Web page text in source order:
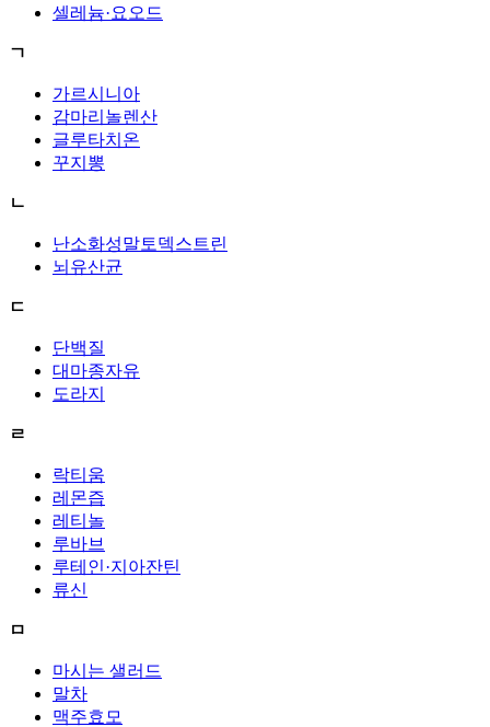
셀레늄·요오드
ㄱ
가르시니아
감마리놀렌산
글루타치온
꾸지뽕
ㄴ
난소화성말토덱스트린
뇌유산균
ㄷ
단백질
대마종자유
도라지
ㄹ
락티움
레몬즙
레티놀
루바브
루테인·지아잔틴
류신
ㅁ
마시는 샐러드
말차
맥주효모